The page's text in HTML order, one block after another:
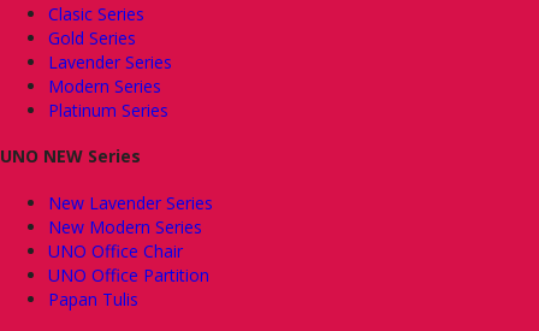
Clasic Series
Gold Series
Lavender Series
Modern Series
Platinum Series
UNO NEW Series
New Lavender Series
New Modern Series
UNO Office Chair
UNO Office Partition
Papan Tulis